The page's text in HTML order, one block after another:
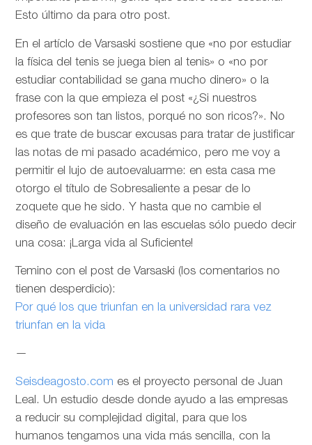
Esto último da para otro post.
En el artíclo deVarsaski sostiene que «no por estudiar
la física del tenis se juega bien al tenis» o «no por
estudiar contabilidad se gana mucho dinero» o la
frase con la que empieza el post «¿Si nuestros
profesores son tan listos, porqué no son ricos?». No
es que trate de buscar excusas para tratar de justificar
las notas de mi pasado académico, pero me voy a
permitir el lujo de autoevaluarme: en esta casa me
otorgo el título de Sobresaliente a pesar de lo
zoquete que he sido. Y hasta que no cambie el
diseño de evaluación en las escuelas sólo puedo decir
una cosa: ¡Larga vida al Suficiente!
Temino con el post de Varsaski (los comentarios no
tienen desperdicio):
Por qué los que triunfan en la universidad rara vez
triunfan en la vida
—
Seisdeagosto.com es el proyecto personal de Juan
Leal. Un estudio desde donde ayudo a las empresas
a reducir su complejidad digital, para que los
humanos tengamos una vida más sencilla, con la